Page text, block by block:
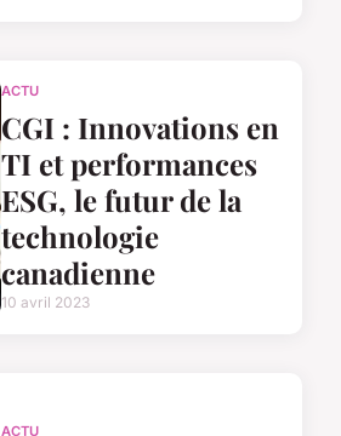
ACTU
CGI : Innovations en
TI et performances
ESG, le futur de la
technologie
canadienne
10 avril 2023
ACTU